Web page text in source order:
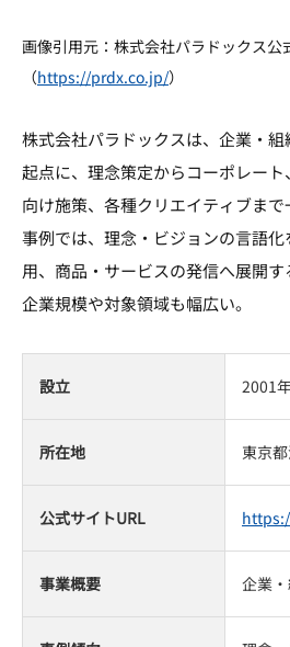
画像引用元：株式会社パラドックス公
（https://prdx.co.jp/）
株式会社パラドックスは、企業・
起点に、理念策定からコーポレー
向け施策、各種クリエイティブま
事例では、理念・ビジョンの言語
用、商品・サービスの発信へ展開す
企業規模や対象領域も幅広い。
設立 2001
所在地 東京
公式サイトURL
事業概要 企業